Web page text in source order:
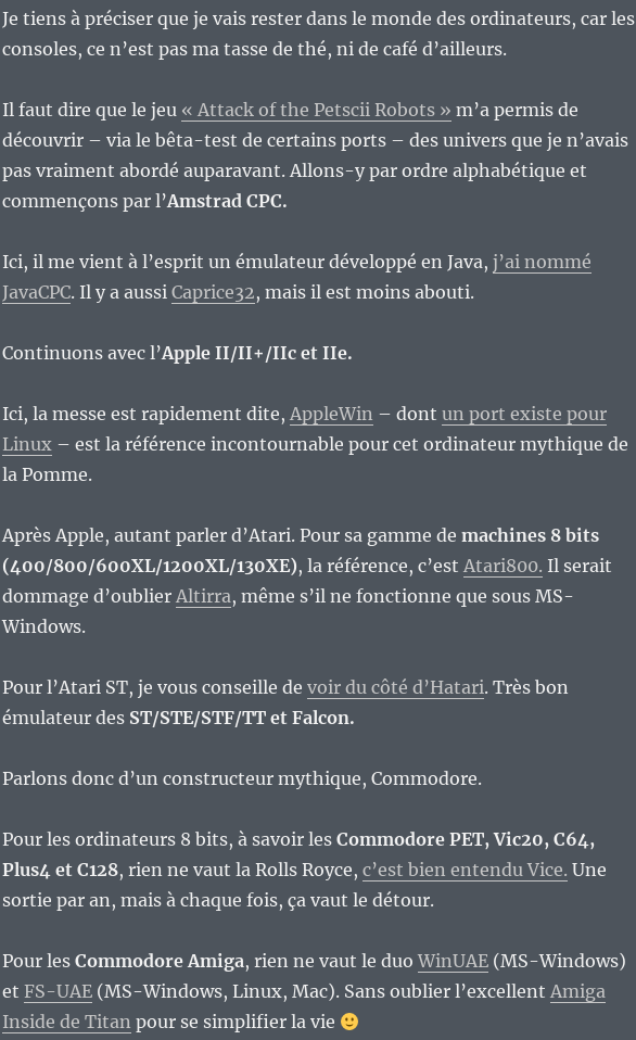
Je tiens à préciser que je vais rester dans le monde des ordinateurs, car les
consoles, ce n’est pas ma tasse de thé, ni de café d’ailleurs.
Il faut dire que le jeu « Attack of the Petscii Robots » m’a permis de
découvrir – via le bêta-test de certains ports – des univers que je n’avais
pas vraiment abordé auparavant. Allons-y par ordre alphabétique et
commençons par l’Amstrad CPC.
Ici, il me vient à l’esprit un émulateur développé en Java, j’ai nommé
JavaCPC. Il y a aussi Caprice32, mais il est moins abouti.
Continuons avec l’Apple II/II+/IIc et IIe.
Ici, la messe est rapidement dite, AppleWin – dont un port existe pour
Linux– est la référence incontournable pour cet ordinateur mythique de
la Pomme.
Après Apple, autant parler d’Atari. Pour sa gamme de machines 8 bits
(400/800/600XL/1200XL/130XE), la référence, c’est Atari800. Il serait
dommage d’oublier Altirra, même s’il ne fonctionne que sous MS-
Windows.
Pour l’Atari ST, je vous conseille de voir du côté d’Hatari. Très bon
émulateur des ST/STE/STF/TT et Falcon.
Parlons donc d’un constructeur mythique, Commodore.
Pour les ordinateurs 8 bits, à savoir les Commodore PET, Vic20, C64,
Plus4 et C128, rien ne vaut la Rolls Royce, c’est bien entendu Vice. Une
sortie par an, mais à chaque fois, ça vaut le détour.
Pour les Commodore Amiga, rien ne vaut le duoWinUAE(MS-Windows)
et FS-UAE(MS-Windows, Linux, Mac). Sans oublier l’excellent Amiga
Inside de Titan pour se simplifier la vie